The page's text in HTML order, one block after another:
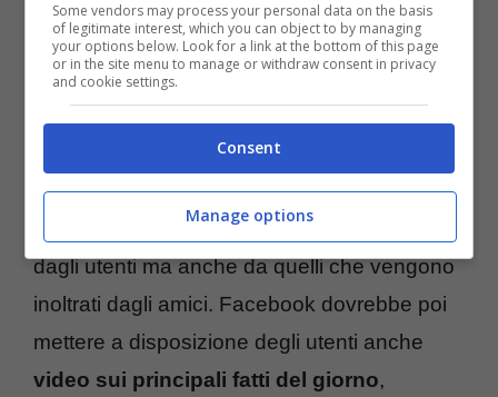
Al momento non è ancora stata resa nota
una data per l’introduzione della nuova
ha ancora un nome con cui essere
identificata. Si sa soltanto che la piattaforma
sarà composta dai video salvati oppure visti
dagli utenti ma anche da quelli che vengono
inoltrati dagli amici. Facebook dovrebbe poi
mettere a disposizione degli utenti anche
video sui principali fatti del giorno,
Some vendors may process your personal data on the basis
of legitimate interest, which you can object to by managing
your options below. Look for a link at the bottom of this page
or in the site menu to manage or withdraw consent in privacy
and cookie settings.
Consent
Manage options